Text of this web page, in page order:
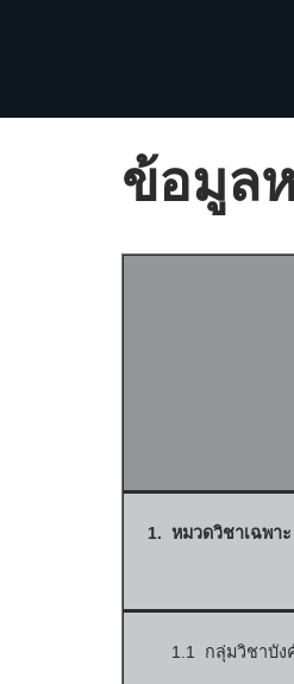
ข้อมูล
1. หมวดวิชาเฉพาะ
1.1 กลุ่มวิชาบัง